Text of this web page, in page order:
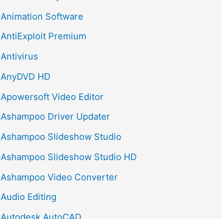
Animation Software
AntiExploit Premium
Antivirus
AnyDVD HD
Apowersoft Video Editor
Ashampoo Driver Updater
Ashampoo Slideshow Studio
Ashampoo Slideshow Studio HD
Ashampoo Video Converter
Audio Editing